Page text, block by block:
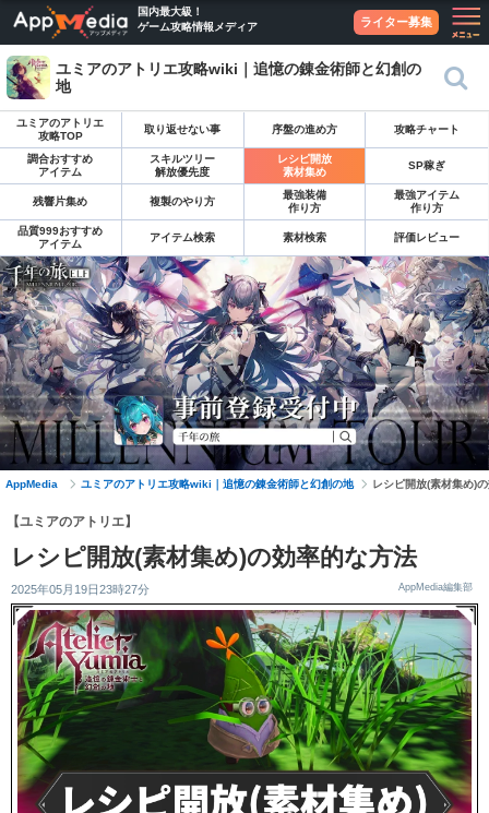
国内最大級！
ゲーム攻略情報メディア
ライター募集
ユミアのアトリエ攻略wiki｜追憶の錬金術師と幻創の
地
ユミアのアトリエ
攻略TOP
取り返せない事 序盤の進め方 攻略チャート
調合おすすめ
アイテム
スキルツリー
解放優先度
レシピ開放
素材集め
SP稼ぎ
残響片集め 複製のやり方
最強装備
作り方
最強アイテム
作り方
品質999おすすめ
アイテム
アイテム検索 素材検索 評価レビュー
AppMedia ユミアのアトリエ攻略wiki｜追憶の錬金術師と幻創の地 レシピ開放(素材集め)
【ユミアのアトリエ】
レシピ開放(素材集め)の効率的な方法
2025年05月19日23時27分 AppMedia編集部